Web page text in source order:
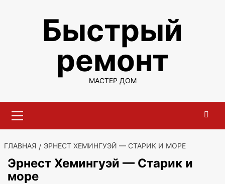
содержимомуБыстрый
ремонт
МАСТЕР ДОМ
меню
ГЛАВНАЯ ЭРНЕСТ ХЕМИНГУЭЙ — СТАРИК И МОРЕ
Эрнест Хемингуэй — Старик и
море